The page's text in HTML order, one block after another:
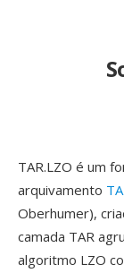
TAR.LZO é um
arquivamento
Oberhumer),
camada TAR
algoritmo LZO